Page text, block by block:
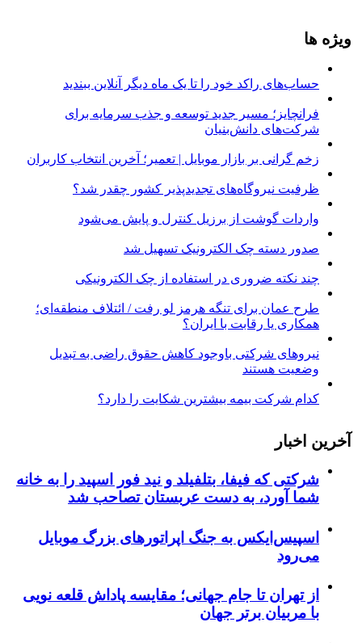
ویژه ها
حساب‌های راکد خود را تا یک ماه دیگر آنلاین ببندید
فرانچایز؛ مسیر جدید توسعه و جذب سرمایه برای
شرکت‌های دانش‌بنیان
زخم گرانی بر بازار موبایل | تعمیر؛ آخرین انتخاب کاربران
ظرفیت نیروگاه‌های تجدیدپذیر کشور چقدر شد؟
واردات گوشت از برزیل کنترل و پایش می‌شود
صدور دسته چک الکترونیک تسهیل شد
چند نکته ضروری در استفاده از چک الکترونیکی
طرح عمان برای تنگه هرمز لو رفت / ائتلاف منطقه‌ای؛
همکاری یا رقابت با ایران؟
نیروهای شرکتی باوجود کاهش حقوق راضی به تبدیل
وضعیت هستند
کدام شرکت بیمه بیشترین شکایت را دارد؟
آخرین اخبار
شرکتی که فیفا، بتلفیلد و نید فور اسپید را به خانه
شما آورد، به دست عربستان تصاحب شد
اسپیس‌ایکس به جنگ اپراتورهای بزرگ موبایل
می‌رود
از تهران تا جام جهانی؛ مقایسه پاداش قلعه نویی
با مربیان برتر جهان